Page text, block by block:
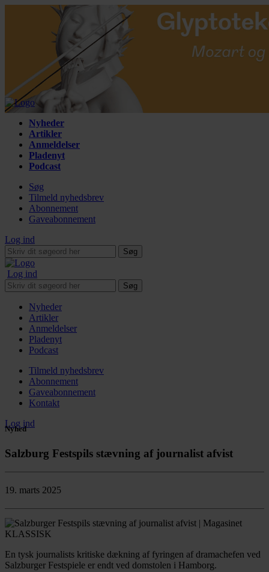
Nyheder
Artikler
Anmeldelser
Pladenyt
Podcast
Søg
Tilmeld nyhedsbrev
Abonnement
Gaveabonnement
Log ind
Søg
Log ind
Søg
Nyheder
Artikler
Anmeldelser
Pladenyt
Podcast
Tilmeld nyhedsbrev
Abonnement
Gaveabonnement
Kontakt
Log ind
Nyhed
Salzburg Festspils stævning af journalist afvist
19. marts 2025
En tysk journalists kritiske dækning af fyringen af dramachefen ved
Salzburger Festspiele er endt ved domstolen i Hamborg.